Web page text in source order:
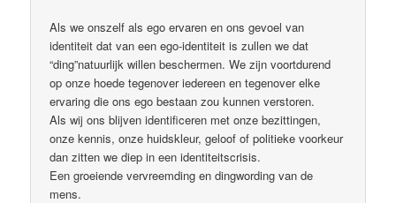
Als we onszelf als ego ervaren en ons gevoel van
identiteit dat van een ego-identiteit is zullen we dat
“ding”natuurlijk willen beschermen. We zijn voortdurend
op onze hoede tegenover iedereen en tegenover elke
ervaring die ons ego bestaan zou kunnen verstoren.
Als wij ons blijven identificeren met onze bezittingen,
onze kennis, onze huidskleur, geloof of politieke voorkeur
dan zitten we diep in een identiteitscrisis.
Een groeiende vervreemding en dingwording van de
mens.